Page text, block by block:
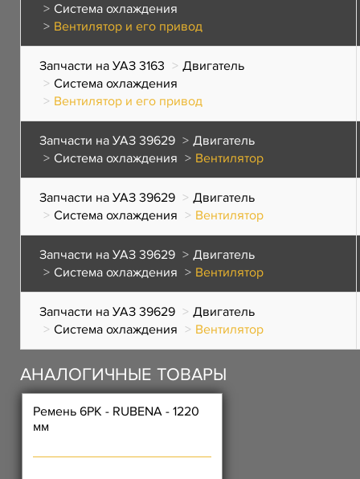
Система охлаждения
Вентилятор и его привод
Запчасти на УАЗ 3163
Двигатель
Система охлаждения
Вентилятор и его привод
Запчасти на УАЗ 39629
Двигатель
Система охлаждения
Вентилятор
Запчасти на УАЗ 39629
Двигатель
Система охлаждения
Вентилятор
Запчасти на УАЗ 39629
Двигатель
Система охлаждения
Вентилятор
Запчасти на УАЗ 39629
Двигатель
Система охлаждения
Вентилятор
АНАЛОГИЧНЫЕ ТОВАРЫ
Ремень 6РК - RUBENA - 1220
мм